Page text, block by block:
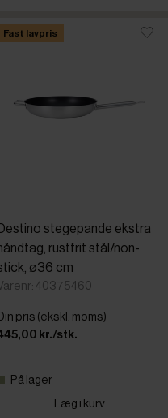
Fast lavpris
stegepande ekstra
rustfrit stål/non-
ø36 cm
40375460
pris (ekskl. moms)
kr./stk.
På lager
Læg i kurv